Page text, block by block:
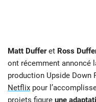
Matt Dufferet Ross
ont récemment annoncé
production Upside Down
Netflix pour
projets figure une